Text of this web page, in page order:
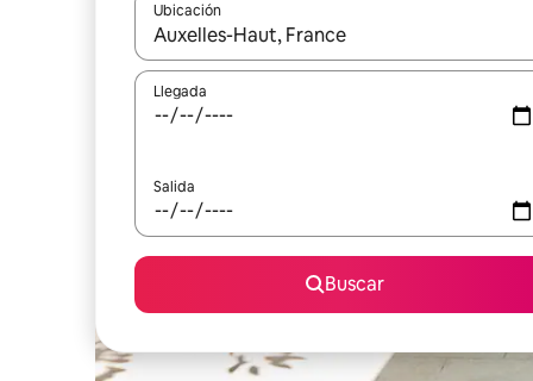
Ubicación
Cuando los resultados estén disponibles, podrás
Llegada
Salida
Buscar